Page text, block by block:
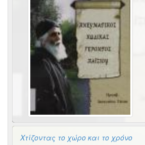
Χτίζοντας το χώρο και το χρόνο